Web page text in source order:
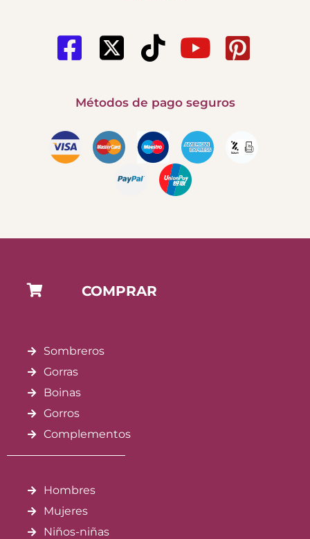
Métodos de pago seguros
COMPRAR
Sombreros
Gorras
Boinas
Gorros
Complementos
Hombres
Mujeres
Niños-niñas